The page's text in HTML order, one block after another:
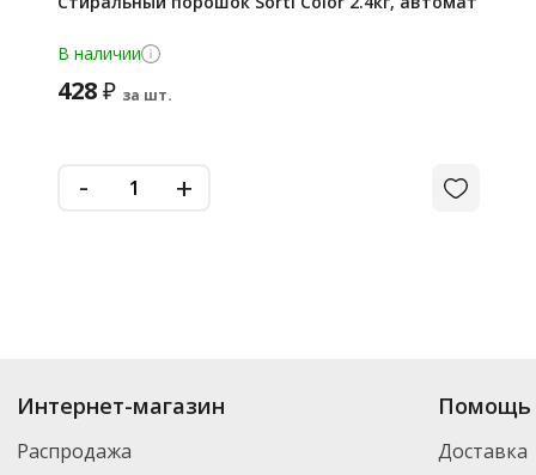
В наличии
428₽ за шт.
- +
Интернет-магазин
Распродажа
Помощь
Доставка